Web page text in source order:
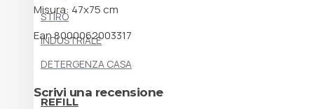
STIRO
INDUSTRIALE
DETERGENZA CASA
REFILL
Misura: 47x75 cm
Ean 8000062003317
Scrivi una recensione